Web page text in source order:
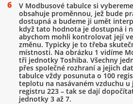
V Modbusové tabulce si
obsahuje proměnnou, jež bude
dostupná a budeme ji umět
když tato hodnota je dostupná i
abychom mohli kontrolovat její
změnu. Typicky je to třeba
místnosti. Na obrázku 1 vidíme
tři jednotky Toshiba. Všechny
přes společné rozhraní a jejich
tabulce vždy posunuta o 100
teplotu na nasávaném vzduchu
registru 223 – tak se dají
jednotky 3 až 7.